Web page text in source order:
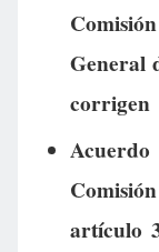
General
corrigen
artículo